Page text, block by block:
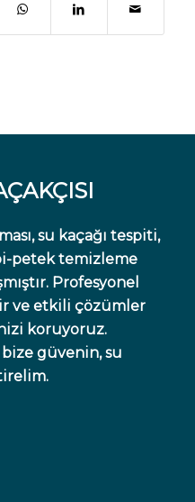
su kaçağı tespiti,
petek temizleme
Profesyonel
ve etkili çözümler
koruyoruz.
güvenin, su